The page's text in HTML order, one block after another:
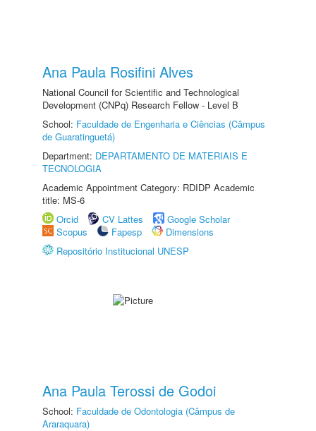
Ana Paula Rosifini Alves
National Council for Scientific and Technological
Development (CNPq) Research Fellow - Level B
School: Faculdade de Engenharia e Ciências (Câmpus
de Guaratinguetá)
Department: DEPARTAMENTO DE MATERIAIS E
TECNOLOGIA
Academic Appointment Category: RDIDP Academic
title: MS-6
Orcid
CV Lattes
Google Scholar
Scopus
Fapesp
Dimensions
Repositório Institucional UNESP
Ana Paula Terossi de Godoi
School: Faculdade de Odontologia (Câmpus de
Araraquara)